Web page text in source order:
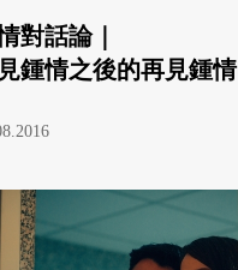
對話論｜
鍾情之後的再見鍾情